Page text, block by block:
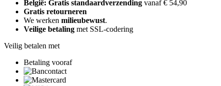
België: Gratis standaardverzending vanaf € 54,90
Gratis retourneren
We werken milieubewust.
Veilige betaling met SSL-codering
Veilig betalen met
Betaling vooraf